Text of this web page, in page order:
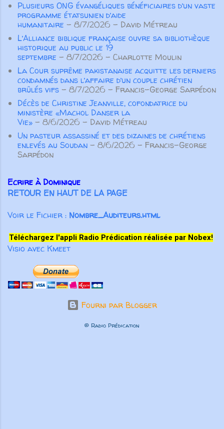
cinquante-six ans ? Maria
Fearing, bien sûr! Née esclave en
Plusieurs ONG évangéliques bénéficiaires d’un vaste
programme étatsunien d’aide
humanitaire - 8/7/2026 - David Métreau
L’Alliance biblique française ouvre sa bibliothèque
historique au public le 19
septembre - 8/7/2026 - Charlotte Moulin
La Cour suprême pakistanaise acquitte les derniers
condamnés dans l’affaire d’un couple chrétien
brûlés vifs - 8/7/2026 - Francis-George Sarpédon
Décès de Christine Jeanville, cofondatrice du
ministère «Machol Danser la
Vie» - 8/6/2026 - David Métreau
Un pasteur assassiné et des dizaines de chrétiens
enlevés au Soudan - 8/6/2026 - Francis-George
Sarpédon
Ecrire à Dominique
RETOUR EN HAUT DE LA PAGE
Voir le Fichier : Nombre_Auditeurs.html
Téléchargez l'appli Radio Prédication réalisée par Nobex!
Visio avec Kmeet
Fourni par Blogger
© Radio Prédication